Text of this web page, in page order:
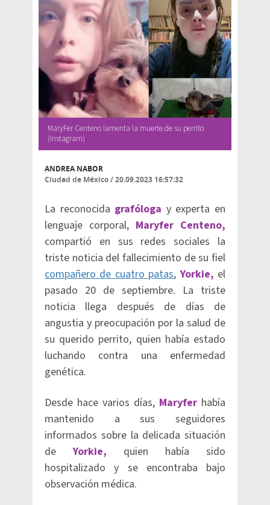
MaryFer Centeno lamenta la muerte de su perrito
(Instagram)
ANDREA NABOR
Ciudad de México/20.09.2023 16:57:32
La reconocida grafóloga y experta en
lenguaje corporal, Maryfer Centeno,
compartió en sus redes sociales la
triste noticia del fallecimiento de su fiel
compañero de cuatro patas,Yorkie, el
pasado 20 de septiembre. La triste
noticia llega después de días de
angustia y preocupación por la salud de
su querido perrito, quien había estado
luchando contra una enfermedad
genética.
Desde hace varios días, Maryfer había
mantenido a sus seguidores
informados sobre la delicada situación
deYorkie, quien había sido
hospitalizado y se encontraba bajo
observación médica.